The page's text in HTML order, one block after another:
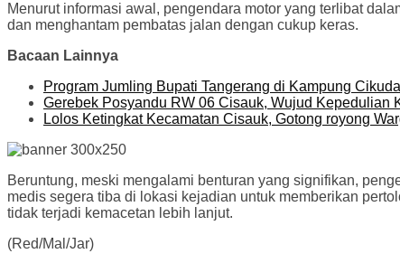
Menurut informasi awal, pengendara motor yang terlibat
dan menghantam pembatas jalan dengan cukup keras.
Bacaan Lainnya
Program Jumling Bupati Tangerang di Kampung
Gerebek Posyandu RW 06 Cisauk, Wujud Kepedulian
Lolos Ketingkat Kecamatan Cisauk, Gotong royong
Beruntung, meski mengalami benturan yang signifikan,
medis segera tiba di lokasi kejadian untuk memberikan
tidak terjadi kemacetan lebih lanjut.
(Red/Mal/Jar)